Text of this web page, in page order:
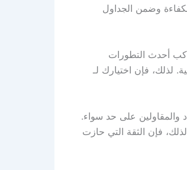
وضمن الجداول
أحدث التطورات
لذلك، فإن اختيارك لـ
والمقاولين على حد سواء.
فإن الثقة التي حازت